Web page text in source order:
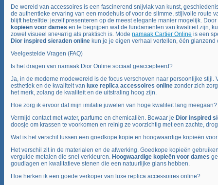
De wereld van accessoires is een fascinerend snijvlak van kunst,
de authentieke ervaring van een modehuis of voor de slimme, stijlvolle route
blijft hetzelfde: jezelf presenteren op de meest elegante manier mogelijk.
kopieën voor dames en te begrijpen wat de fundamenten van kwaliteit zijn,
zowel visueel впечатig als praktisch is. Mode namaak Cartier Online is een
Dior inspired sieraden online kun je je eigen verhaal vertellen, één glanzend
Veelgestelde Vragen (FAQ)
Is het dragen van namaak Dior Online sociaal geaccepteerd?
Ja, in de moderne modewereld is de focus verschoven naar persoonlijke stijl.
esthetiek en de kwaliteit van luxe replica accessoires online zonder zich
het merk, zolang de kwaliteit en de uitstraling hoog zijn.
Hoe zorg ik ervoor dat mijn imitatie juwelen van hoge kwaliteit lang meegaan?
Vermijd contact met water, parfume en chemicaliën. Bewaar je Dior inspired
doosje om krassen te voorkomen en reinig ze voorzichtig met een zachte,
Wat is het verschil tussen een goedkope kopie en hoogwaardige kopieën
Het verschil zit in de materialen en de afwerking. Goedkope kopieën
vergulde metalen die snel verkleuren. Hoogwaardige kopieën voor dames
goudlagen en kwalitatieve stenen die een natuurlijke glans hebben.
Hoe herken ik een goede verkoper van luxe replica accessoires online?